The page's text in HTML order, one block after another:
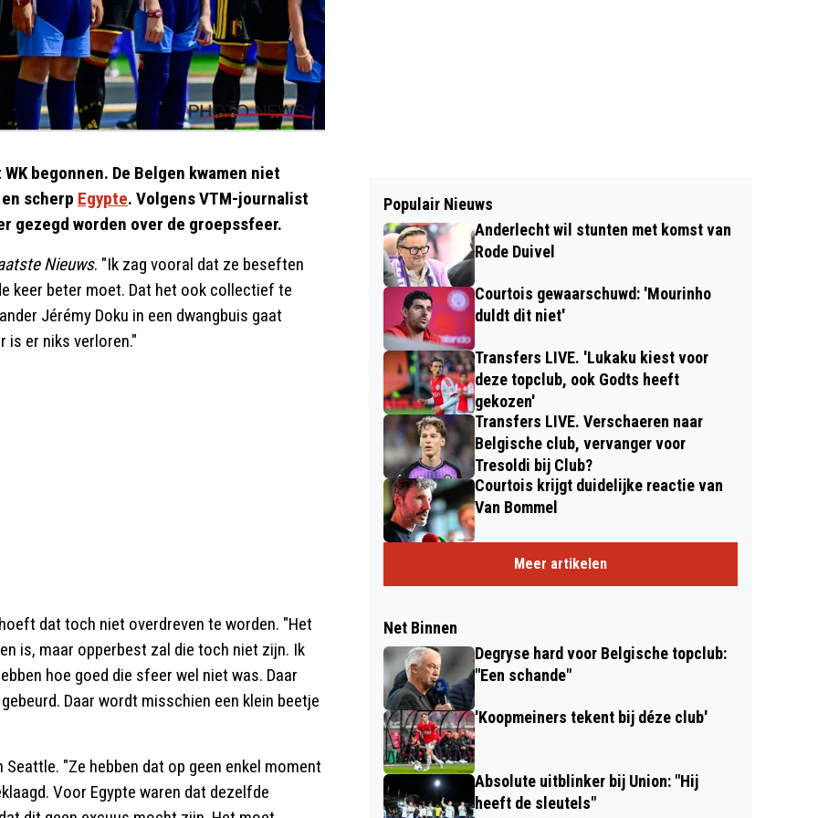
begonnen. De Belgen kwamen niet
scherp Egypte. Volgens VTM-journalist
gezegd worden over de groepssfeer.
Nieuws. "Ik zag vooral dat ze beseften
keer beter moet. Dat het ook collectief te
Jérémy Doku in een dwangbuis gaat
is er niks verloren."
dat toch niet overdreven te worden. "Het
is, maar opperbest zal die toch niet zijn. Ik
hoe goed die sfeer wel niet was. Daar
Daar wordt misschien een klein beetje
"Ze hebben dat op geen enkel moment
Voor Egypte waren dat dezelfde
Populair Nieuws
Anderlecht wil stunten met komst van
Rode Duivel
Courtois gewaarschuwd: 'Mourinho
duldt dit niet'
Transfers LIVE. 'Lukaku kiest voor
deze topclub, ook Godts heeft
gekozen'
Transfers LIVE. Verschaeren naar
Belgische club, vervanger voor
Tresoldi bij Club?
Courtois krijgt duidelijke reactie van
Van Bommel
Meer artikelen
Net Binnen
Degryse hard voor Belgische topclub:
"Een schande"
'Koopmeiners tekent bij déze club'
Absolute uitblinker bij Union: "Hij
heeft de sleutels"